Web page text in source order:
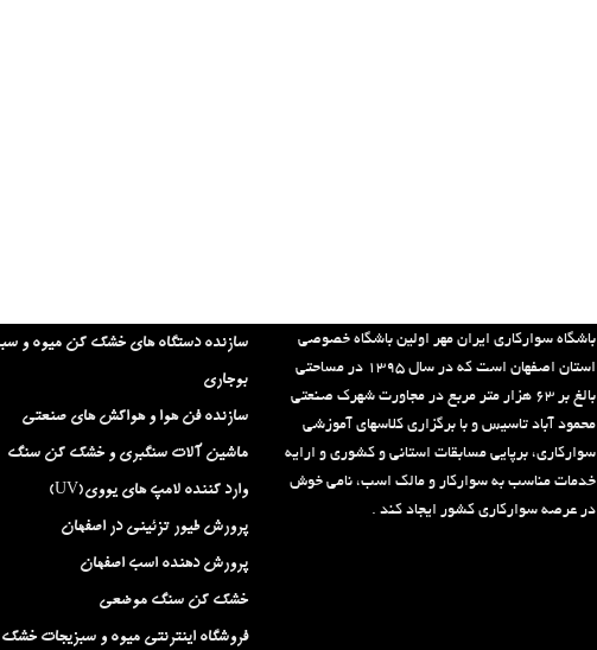
سازنده دستگاه های خشک کن میوه و
بوجاری
سازنده فن هوا و هواکش های صنعتی
ماشین آلات سنگبری و خشک کن سنگ
وارد کننده لامپ های یووی(UV)
پرورش طیور تزئینی در اصفهان
پرورش دهنده اسب اصفهان
خشک کن سنگ موضعی
فروشگاه اینترنتی میوه و سبزیجات خشک
باشگاه سوارکاری ایران مهر اولین باشگاه خصوصی
استان اصفهان است که در سال ۱۳۹۵ در مساحتی
بالغ بر ۶۳ هزار متر مربع در مجاورت شهرک صنعتی
محمود آباد تاسیس و با برگزاری کلاسهای آموزشی
سوارکاری، برپایی مسابقات استانی و کشوری و ارایه
خدمات مناسب به سوارکار و مالک اسب، نامی خوش
در عرصه سوارکاری کشور ایجاد کند .